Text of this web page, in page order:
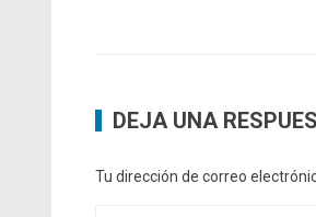
DEJA UNA
Tu dirección de correo